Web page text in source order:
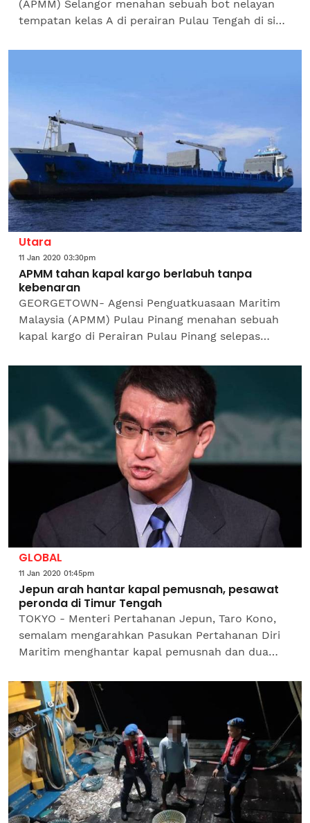
(APMM) Selangor menahan sebuah bot nelayan
tempatan kelas A di perairan Pulau Tengah di sini
Mohammad Rosli Kassim...
Utara
11 Jan 2020 03:30pm
APMM tahan kapal kargo berlabuh tanpa
kebenaran
GEORGETOWN- Agensi Penguatkuasaan Maritim
Malaysia (APMM) Pulau Pinang menahan sebuah
kapal kargo di Perairan Pulau Pinang selepas
ANET sepanjang 143...
GLOBAL
11 Jan 2020 01:45pm
Jepun arah hantar kapal pemusnah, pesawat
peronda di Timur Tengah
TOKYO - Menteri Pertahanan Jepun, Taro Kono,
semalam mengarahkan Pasukan Pertahanan Diri
Maritim menghantar kapal pemusnah dan dua
misi memastikan...